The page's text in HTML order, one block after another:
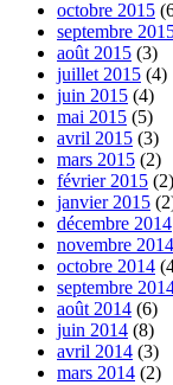
octobre 2015
septembre
août 2015 (3)
juillet 2015 (4)
juin 2015 (4)
mai 2015 (5)
avril 2015 (3)
mars 2015 (2)
février 2015 (2)
janvier 2015
décembre 2014
novembre 2014
octobre 2014
septembre
août 2014 (6)
juin 2014 (8)
avril 2014 (3)
mars 2014 (2)